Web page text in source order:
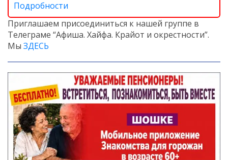
Подробности
Приглашаем присоединиться к нашей группе в
Телеграме “Афиша. Хайфа. Крайот и окрестности”.
Мы ЗДЕСЬ